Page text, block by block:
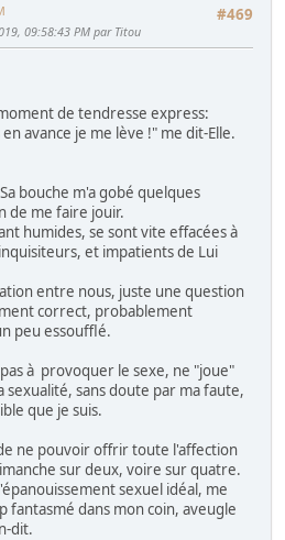
#469
09:58:43 PM par Titou
de tendresse express:
avance je me lève !" me dit-Elle.
bouche m'a gobé quelques
de me faire jouir.
humides, se sont vite effacées à
et impatients de Lui
entre nous, juste une question
correct, probablement
peu essoufflé.
à provoquer le sexe, ne "joue"
sexualité, sans doute par ma faute,
que je suis.
ne pouvoir offrir toute l'affection
sur deux, voire sur quatre.
sexuel idéal, me
dans mon coin, aveugle
dit.